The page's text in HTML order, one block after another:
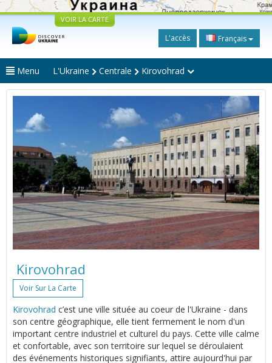
VOIR LA CARTE
L'accès Français
Menu L'Ukraine Centrale Kirovohrad
Kirovohrad
Voir Sur La Carte
Kirovohrad c’est une ville située au coeur de l'Ukraine - dans
son centre géographique, elle tient fermement le nom d'un
important centre industriel et culturel du pays. Cette ville calme
et confortable, avec son territoire sur lequel se déroulaient
des événements historiques signifiants, attire aujourd'hui par